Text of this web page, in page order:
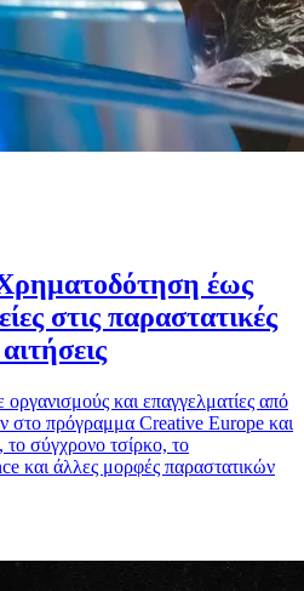
έως
στις παραστατικές
και επαγγελματίες από
στο πρόγραμμα Creative Europe και
το σύγχρονο τσίρκο, το
και άλλες μορφές παραστατικών